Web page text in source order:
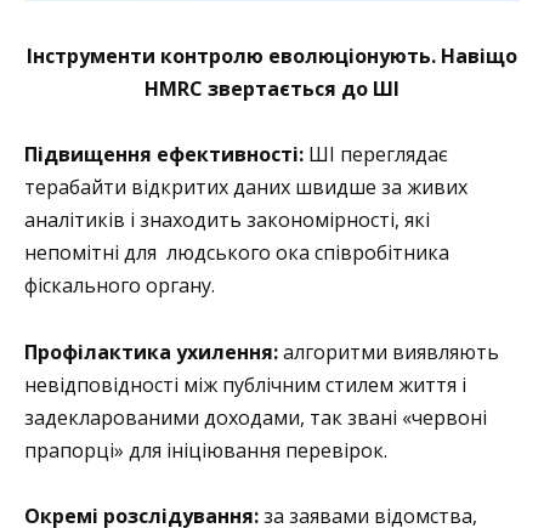
Інструменти контролю еволюціонують. Навіщо
HMRC звертається до ШІ
Підвищення ефективності: ШІ переглядає
терабайти відкритих даних швидше за живих
аналітиків і знаходить закономірності, які
непомітні для людського ока співробітника
фіскального органу.
Профілактика ухилення:алгоритми виявляють
невідповідності між публічним стилем життя і
задекларованими доходами, так звані «червоні
прапорці» для ініціювання перевірок.
Окремі розслідування:за заявами відомства,